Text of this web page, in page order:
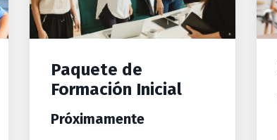
Paquete de
Formación Inicial
Próximamente